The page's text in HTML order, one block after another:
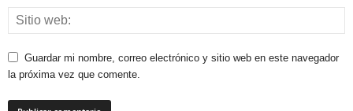
Guardar mi nombre, correo electrónico y sitio web en este navegador
la próxima vez que comente.